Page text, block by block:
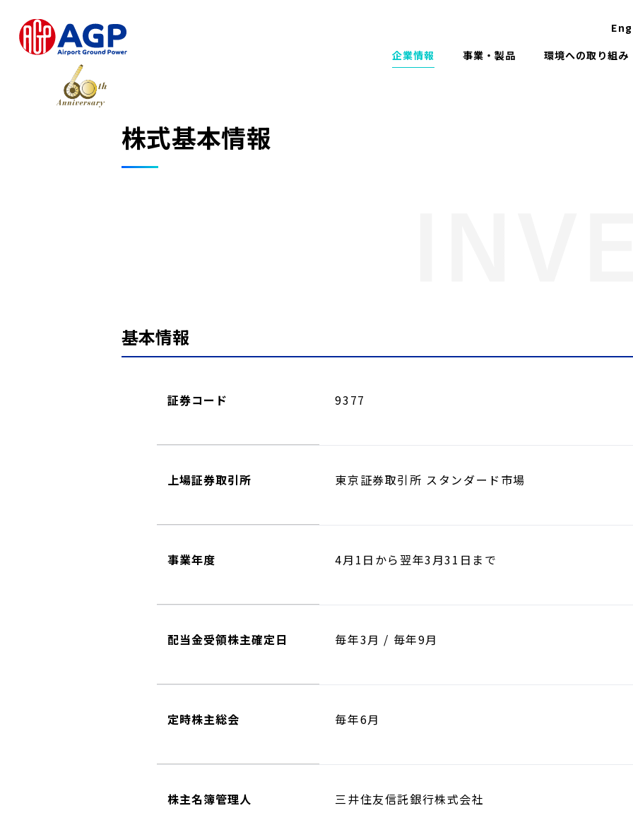
企業情報
事業・製品 環境への取り組み
株式基本情報
基本情報
証券コード 9377
上場証券取引所 東京証券取引所 スタンダード市場
事業年度 4月1日から翌年3月31日まで
配当金受領株主確定日 毎年3月 / 毎年9月
定時株主総会 毎年6月
株主名簿管理人 三井住友信託銀行株式会社